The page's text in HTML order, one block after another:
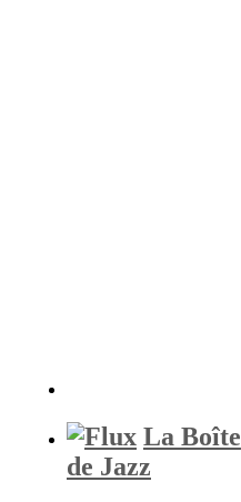
La Boîte
de Jazz